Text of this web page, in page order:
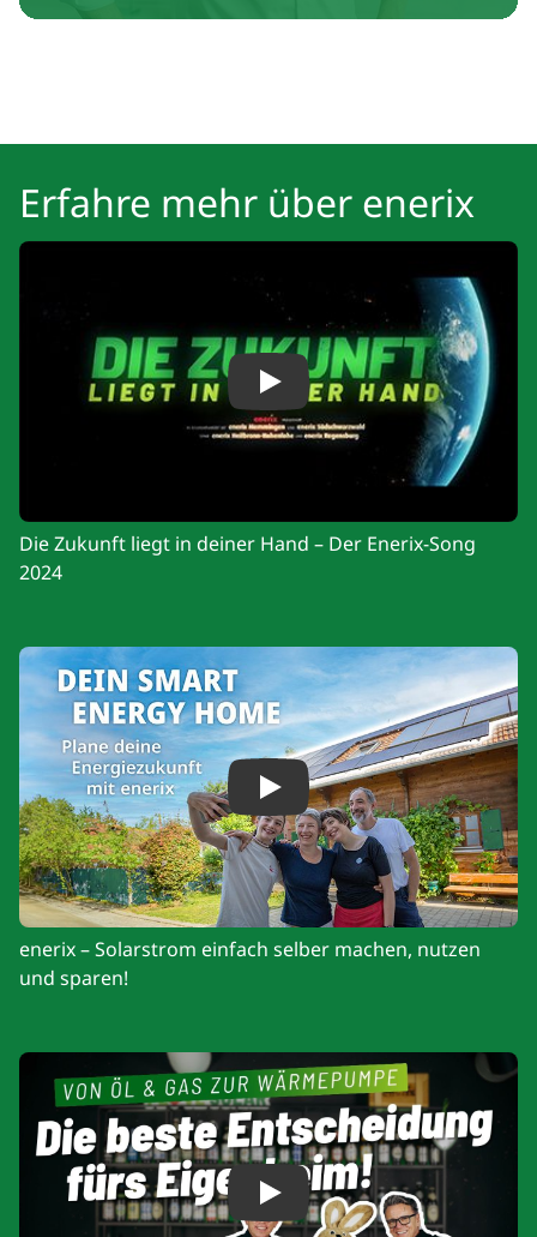
Erfahre mehr über enerix
Play
Die Zukunft liegt in deiner Hand – Der Enerix-Song
2024
Play
enerix – Solarstrom einfach selber machen, nutzen
und sparen!
Play